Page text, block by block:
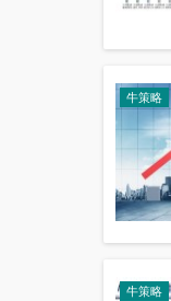
牛策略
牛策略